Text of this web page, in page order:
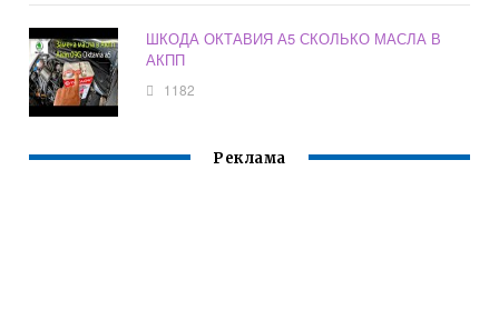
ШКОДА ОКТАВИЯ А5 СКОЛЬКО МАСЛА В
АКПП
1182
Реклама